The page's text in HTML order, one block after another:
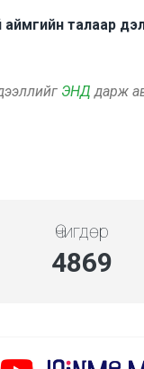
талаар
ЭНД дарж
Өчигдөр
5648